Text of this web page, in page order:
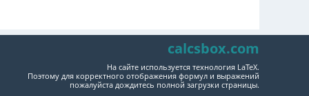
calcsbox.com
На сайте используется технология LaTeX.
Поэтому для корректного отображения формул и выражений
пожалуйста дождитесь полной загрузки страницы.